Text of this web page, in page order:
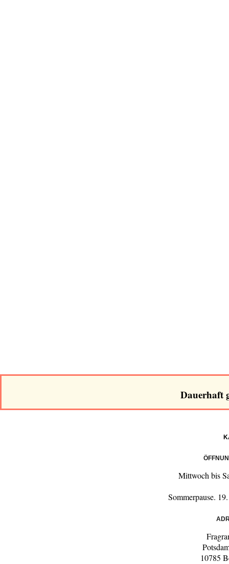
Dauerhaft
Mittwoch bis
Sommerpause.
10785